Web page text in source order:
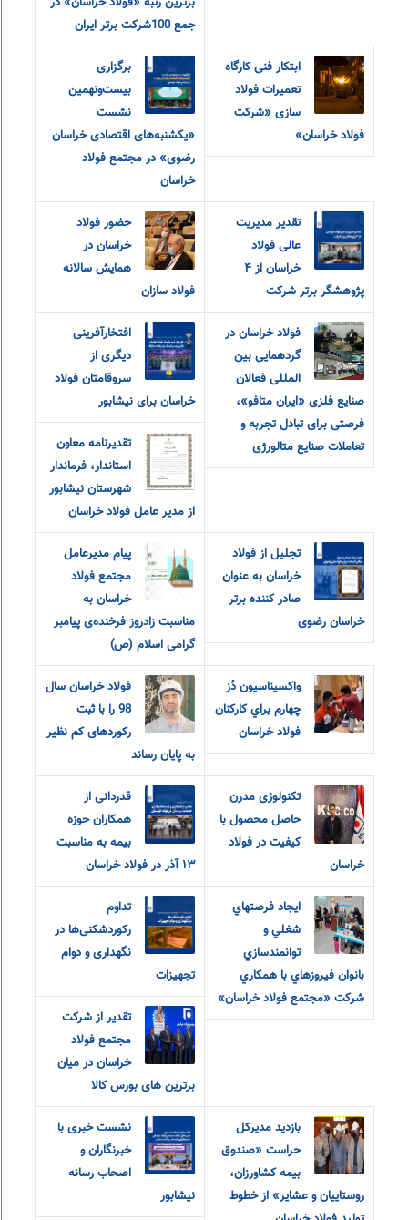
جمع 100شرکت برتر ایران
ابتکار فنی کارگاه
تعمیرات فولاد
سازی «شرکت
فولاد خراسان»
برگزاری
بیست‌ونهمین
نشست
«یکشنبه‌های اقتصادی خراسان
رضوی» در مجتمع فولاد
خراسان
تقدیر مدیریت
عالی فولاد
خراسان از ۴
پژوهشگر برتر شرکت
حضور فولاد
خراسان در
همایش سالانه
فولاد سازان
فولاد خراسان در
گردهمایی بین
المللی فعالان
صنایع فلزی «ایران متافو»،
فرصتی برای تبادل تجربه و
تعاملات صنایع متالورژی
افتخارآفرینی
دیگری از
سروقامتان فولاد
خراسان برای نیشابور
تقدیرنامه معاون
استاندار، فرماندار
شهرستان نیشابور
از مدیر عامل فولاد خراسان
تجلیل از فولاد
خراسان به عنوان
صادر کننده برتر
خراسان رضوی
پیام مدیرعامل
مجتمع فولاد
خراسان به
مناسبت زادروز فرخنده‌ی پیامبر
گرامی اسلام (ص)
واکسيناسيون دُز
چهارم براي کارکنان
فولاد خراسان
فولاد خراسان سال
98 را با ثبت
رکوردهای کم نظیر
به پایان رساند
تکنولوژی مدرن
حاصل محصول با
کیفیت در فولاد
خراسان
قدردانی از
همکاران حوزه
بیمه به مناسبت
۱۳ آذر در فولاد خراسان
ايجاد فرصتهاي
شغلي و
توانمندسازي
بانوان فيروزهاي با همکاري
شرکت «مجتمع فولاد خراسان»
تداوم
رکوردشکنی‌ها در
نگهداری و دوام
تجهیزات
تقدیر از شرکت
مجتمع فولاد
خراسان در میان
برترین های بورس کالا
بازدید مدیرکل
حراست «صندوق
بیمه کشاورزان،
روستاییان و عشایر» از خطوط
نشست خبری با
خبرنگاران و
اصحاب رسانه
نیشابور